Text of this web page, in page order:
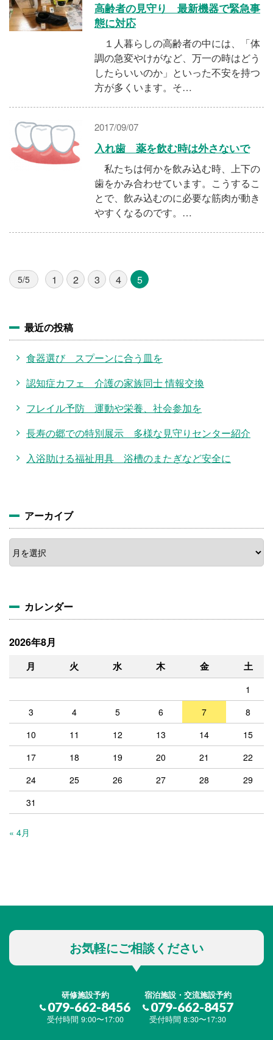
高齢者の見守り 最新機器で緊急事
態に対応
１人暮らしの高齢者の中には、「体
調の急変やけがなど、万一の時はどう
したらいいのか」といった不安を持つ
方が多くいます。そ…
2017/09/07
入れ歯 薬を飲む時は外さないで
私たちは何かを飲み込む時、上下の
歯をかみ合わせています。こうするこ
とで、飲み込むのに必要な筋肉が動き
やすくなるのです。…
5/5 1 2 3 4 5
最近の投稿
食器選び スプーンに合う皿を
認知症カフェ 介護の家族同士 情報交換
フレイル予防 運動や栄養、社会参加を
長寿の郷での特別展示 多様な見守りセンター紹介
入浴助ける福祉用具 浴槽のまたぎなど安全に
アーカイブ
カレンダー
2026年8月
月 火 水 木 金 土
1
3
4 5 6 7
8
10
11 12 13 14
15
17
18 19 20 21
22
24
25 26 27 28
29
31
« 4月
お気軽にご相談ください
研修施設予約
079-662-8456
受付時間 9:00〜17:00
宿泊施設・交流施設予約
079-662-8457
受付時間 8:30〜17:30